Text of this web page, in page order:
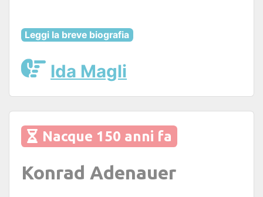
Leggi la breve biografia
Ida Magli
Nacque 150 anni fa
Konrad Adenauer